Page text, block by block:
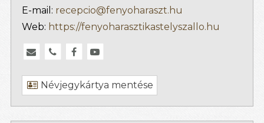
E-mail: recepcio@fenyoharaszt.hu
Web: https://fenyoharasztikastelyszallo.hu
Névjegykártya mentése